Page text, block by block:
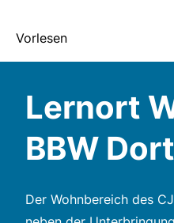
Vorlesen
Lernort
BBW
Der Wohnbereich des